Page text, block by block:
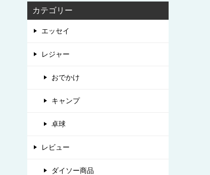
カテゴリー
エッセイ
レジャー
おでかけ
キャンプ
卓球
レビュー
ダイソー商品